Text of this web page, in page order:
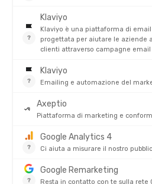
scarponi da alpinismo
(bordo anteriore e posteriore).
Scoprite, per esempio, laCadin GTX